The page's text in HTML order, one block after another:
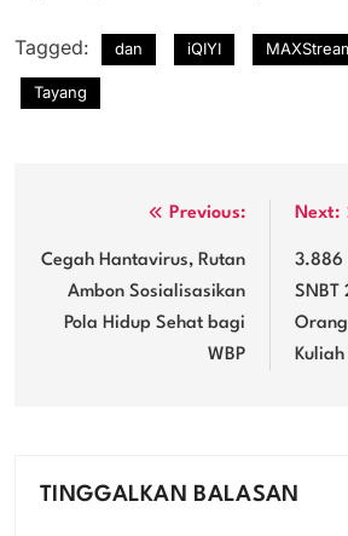
Tagged: dan iQIYI
Tayang
pos
Previous:
Cegah Hantavirus, Rutan
Ambon Sosialisasikan
Pola Hidup Sehat bagi
WBP
Next:
3.886
SNBT
Orang
Kuliah
TINGGALKAN BALASAN